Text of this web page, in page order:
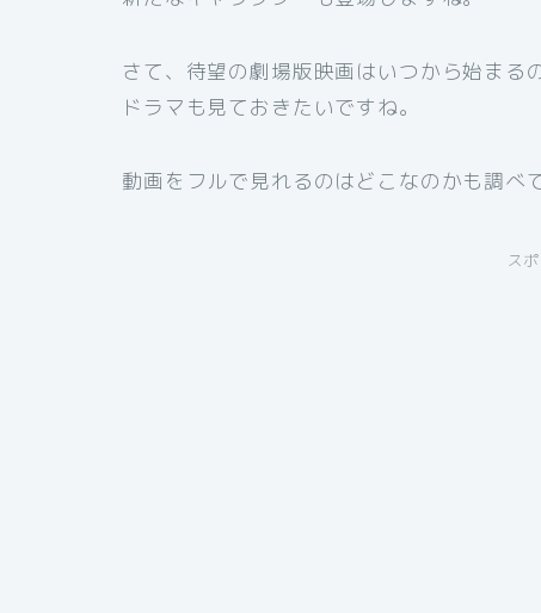
さて、待望の劇場版映画はいつから始まる
ドラマも見ておきたいですね。
動画をフルで見れるのはどこなのかも調べ
ス